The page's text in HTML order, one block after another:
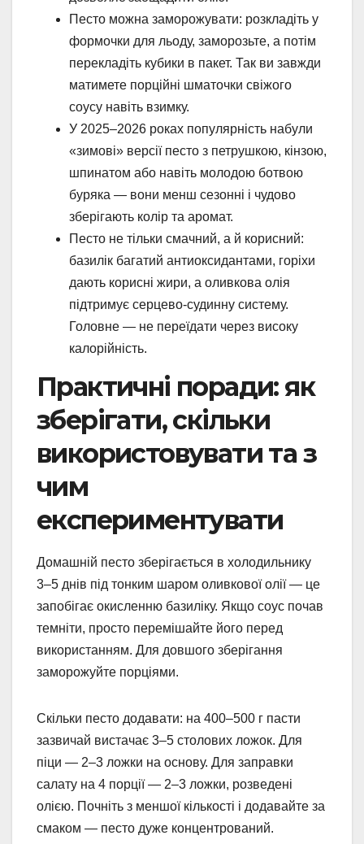
Песто можна заморожувати: розкладіть у
формочки для льоду, заморозьте, а потім
перекладіть кубики в пакет. Так ви завжди
матимете порційні шматочки свіжого
соусу навіть взимку.
У 2025–2026 роках популярність набули
«зимові» версії песто з петрушкою, кінзою,
шпинатом або навіть молодою ботвою
буряка — вони менш сезонні і чудово
зберігають колір та аромат.
Песто не тільки смачний, а й корисний:
базилік багатий антиоксидантами, горіхи
дають корисні жири, а оливкова олія
підтримує серцево-судинну систему.
Головне — не переїдати через високу
калорійність.
Практичні поради: як
зберігати, скільки
використовувати та з
чим
експериментувати
Домашній песто зберігається в холодильнику
3–5 днів під тонким шаром оливкової олії — це
запобігає окисленню базиліку. Якщо соус почав
темніти, просто перемішайте його перед
використанням. Для довшого зберігання
заморожуйте порціями.
Скільки песто додавати: на 400–500 г пасти
зазвичай вистачає 3–5 столових ложок. Для
піци — 2–3 ложки на основу. Для заправки
салату на 4 порції — 2–3 ложки, розведені
олією. Почніть з меншої кількості і додавайте за
смаком — песто дуже концентрований.